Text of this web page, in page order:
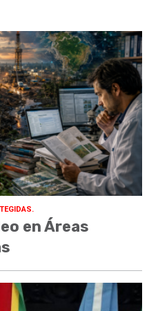
en Áreas